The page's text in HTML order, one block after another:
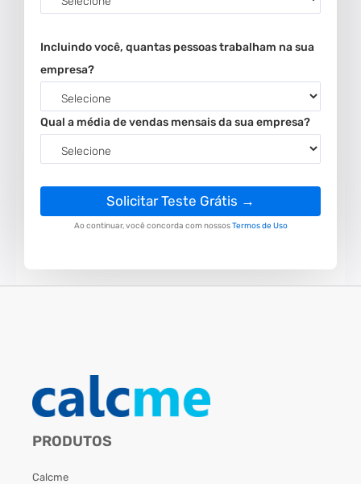
Incluindo você, quantas pessoas trabalham na sua
empresa?
Qual a média de vendas mensais da sua empresa?
Ao continuar, você concorda com nossosTermos de Uso
PRODUTOS
Calcme